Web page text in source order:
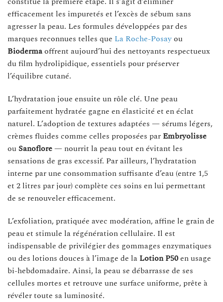
efficacement les impuretés et l’excès de sébum sans
agresser la peau. Les formules développées par des
marques reconnues telles que La Roche-Posayou
Biodermaoffrent aujourd’hui des nettoyants respectueux
du film hydrolipidique, essentiels pour préserver
l’équilibre cutané.
L’hydratation joue ensuite un rôle clé. Une peau
parfaitement hydratée gagne en élasticité et en éclat
naturel. L’adoption de textures adaptées — sérums légers,
crèmes fluides comme celles proposées par Embryolisse
ou Sanoflore— nourrit la peau tout en évitant les
sensations de gras excessif. Par ailleurs, l’hydratation
interne par une consommation suffisante d’eau (entre 1,5
et 2 litres par jour) complète ces soins en lui permettant
de se renouveler efficacement.
L’exfoliation, pratiquée avec modération, affine le grain de
peau et stimule la régénération cellulaire. Il est
indispensable de privilégier des gommages enzymatiques
ou des lotions douces à l’image de la Lotion P50en usage
bi-hebdomadaire. Ainsi, la peau se débarrasse de ses
cellules mortes et retrouve une surface uniforme, prête à
révéler toute sa luminosité.